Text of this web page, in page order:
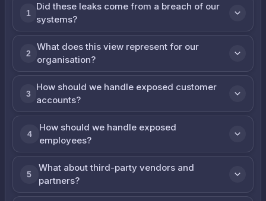
1
Did these leaks come from a breach of our
systems?
2
What does this view represent for our
organisation?
3
How should we handle exposed customer
accounts?
4
How should we handle exposed
employees?
5
What about third-party vendors and
partners?